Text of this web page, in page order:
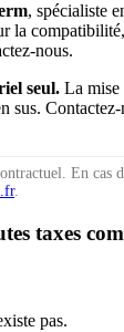
, spécialiste
la
nous.
seul. La mise
sus.
En cas
.
taxes
pas.